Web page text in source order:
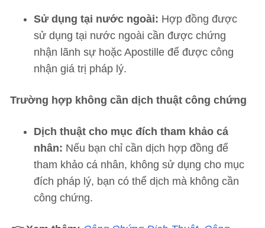
Sử dụng tại nước ngoài: Hợp đồng được
sử dụng tại nước ngoài cần được chứng
nhận lãnh sự hoặc Apostille để được công
nhận giá trị pháp lý.
Trường hợp không cần dịch thuật công chứng
Dịch thuật cho mục đích tham khảo cá
nhân: Nếu bạn chỉ cần dịch hợp đồng để
tham khảo cá nhân, không sử dụng cho mục
đích pháp lý, bạn có thể dịch mà không cần
công chứng.